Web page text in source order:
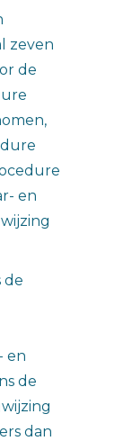
zeven
de
en
de
en
de
dan